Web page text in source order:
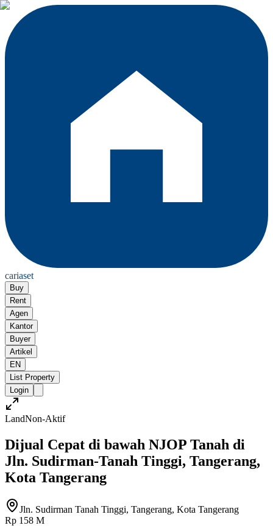
cariaset
Buy
Rent
Agen
Kantor
Buyer
Artikel
EN
List Property
Login
LandNon-Aktif
Dijual Cepat di bawah NJOP Tanah di
Jln. Sudirman-Tanah Tinggi, Tangerang,
Kota Tangerang
Jln. Sudirman Tanah Tinggi, Tangerang, Kota Tangerang
Rp 158 M